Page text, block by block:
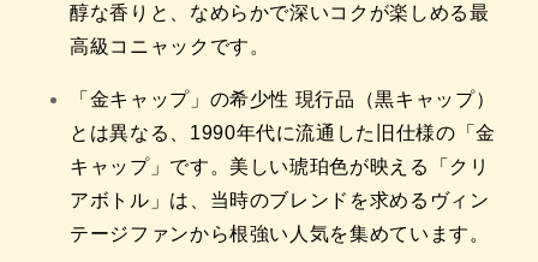
醇な香りと、なめらかで深いコクが楽しめる最
高級コニャックです。
「金キャップ」の希少性 現行品（黒キャップ）
とは異なる、1990年代に流通した旧仕様の「金
キャップ」です。美しい琥珀色が映える「クリ
アボトル」は、当時のブレンドを求めるヴィン
テージファンから根強い人気を集めています。